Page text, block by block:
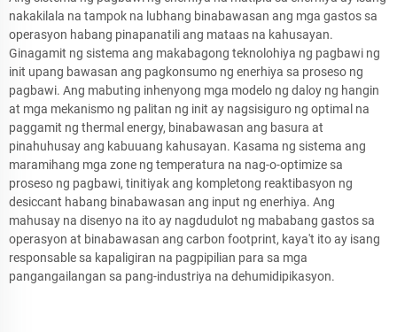
nakakilala na tampok na lubhang binabawasan ang mga gastos sa
operasyon habang pinapanatili ang mataas na kahusayan.
Ginagamit ng sistema ang makabagong teknolohiya ng pagbawi ng
init upang bawasan ang pagkonsumo ng enerhiya sa proseso ng
pagbawi. Ang mabuting inhenyong mga modelo ng daloy ng hangin
at mga mekanismo ng palitan ng init ay nagsisiguro ng optimal na
paggamit ng thermal energy, binabawasan ang basura at
pinahuhusay ang kabuuang kahusayan. Kasama ng sistema ang
maramihang mga zone ng temperatura na nag-o-optimize sa
proseso ng pagbawi, tinitiyak ang kompletong reaktibasyon ng
desiccant habang binabawasan ang input ng enerhiya. Ang
mahusay na disenyo na ito ay nagdudulot ng mababang gastos sa
operasyon at binabawasan ang carbon footprint, kaya't ito ay isang
responsable sa kapaligiran na pagpipilian para sa mga
pangangailangan sa pang-industriya na dehumidipikasyon.